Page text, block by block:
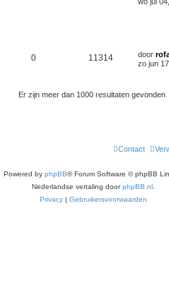
0 11314 door
zo jun
Er zijn meer dan 1000 resultaten gevonden
Contact
Powered by phpBB® Forum Software © phpBB
Nederlandse vertaling doorphpBB.nl.
Privacy| Gebruikersvoorwaarden